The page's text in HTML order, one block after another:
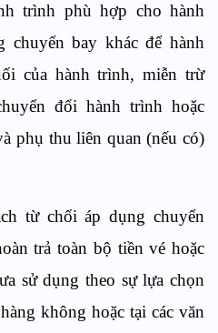
trình phù hợp cho hành
chuyến bay khác để hành
của hành trình, miễn trừ
đổi hành trình hoặc
phụ thu liên quan (nếu có)
từ chối áp dụng chuyển
trả toàn bộ tiền vé hoặc
sử dụng theo sự lựa chọn
không hoặc tại các văn